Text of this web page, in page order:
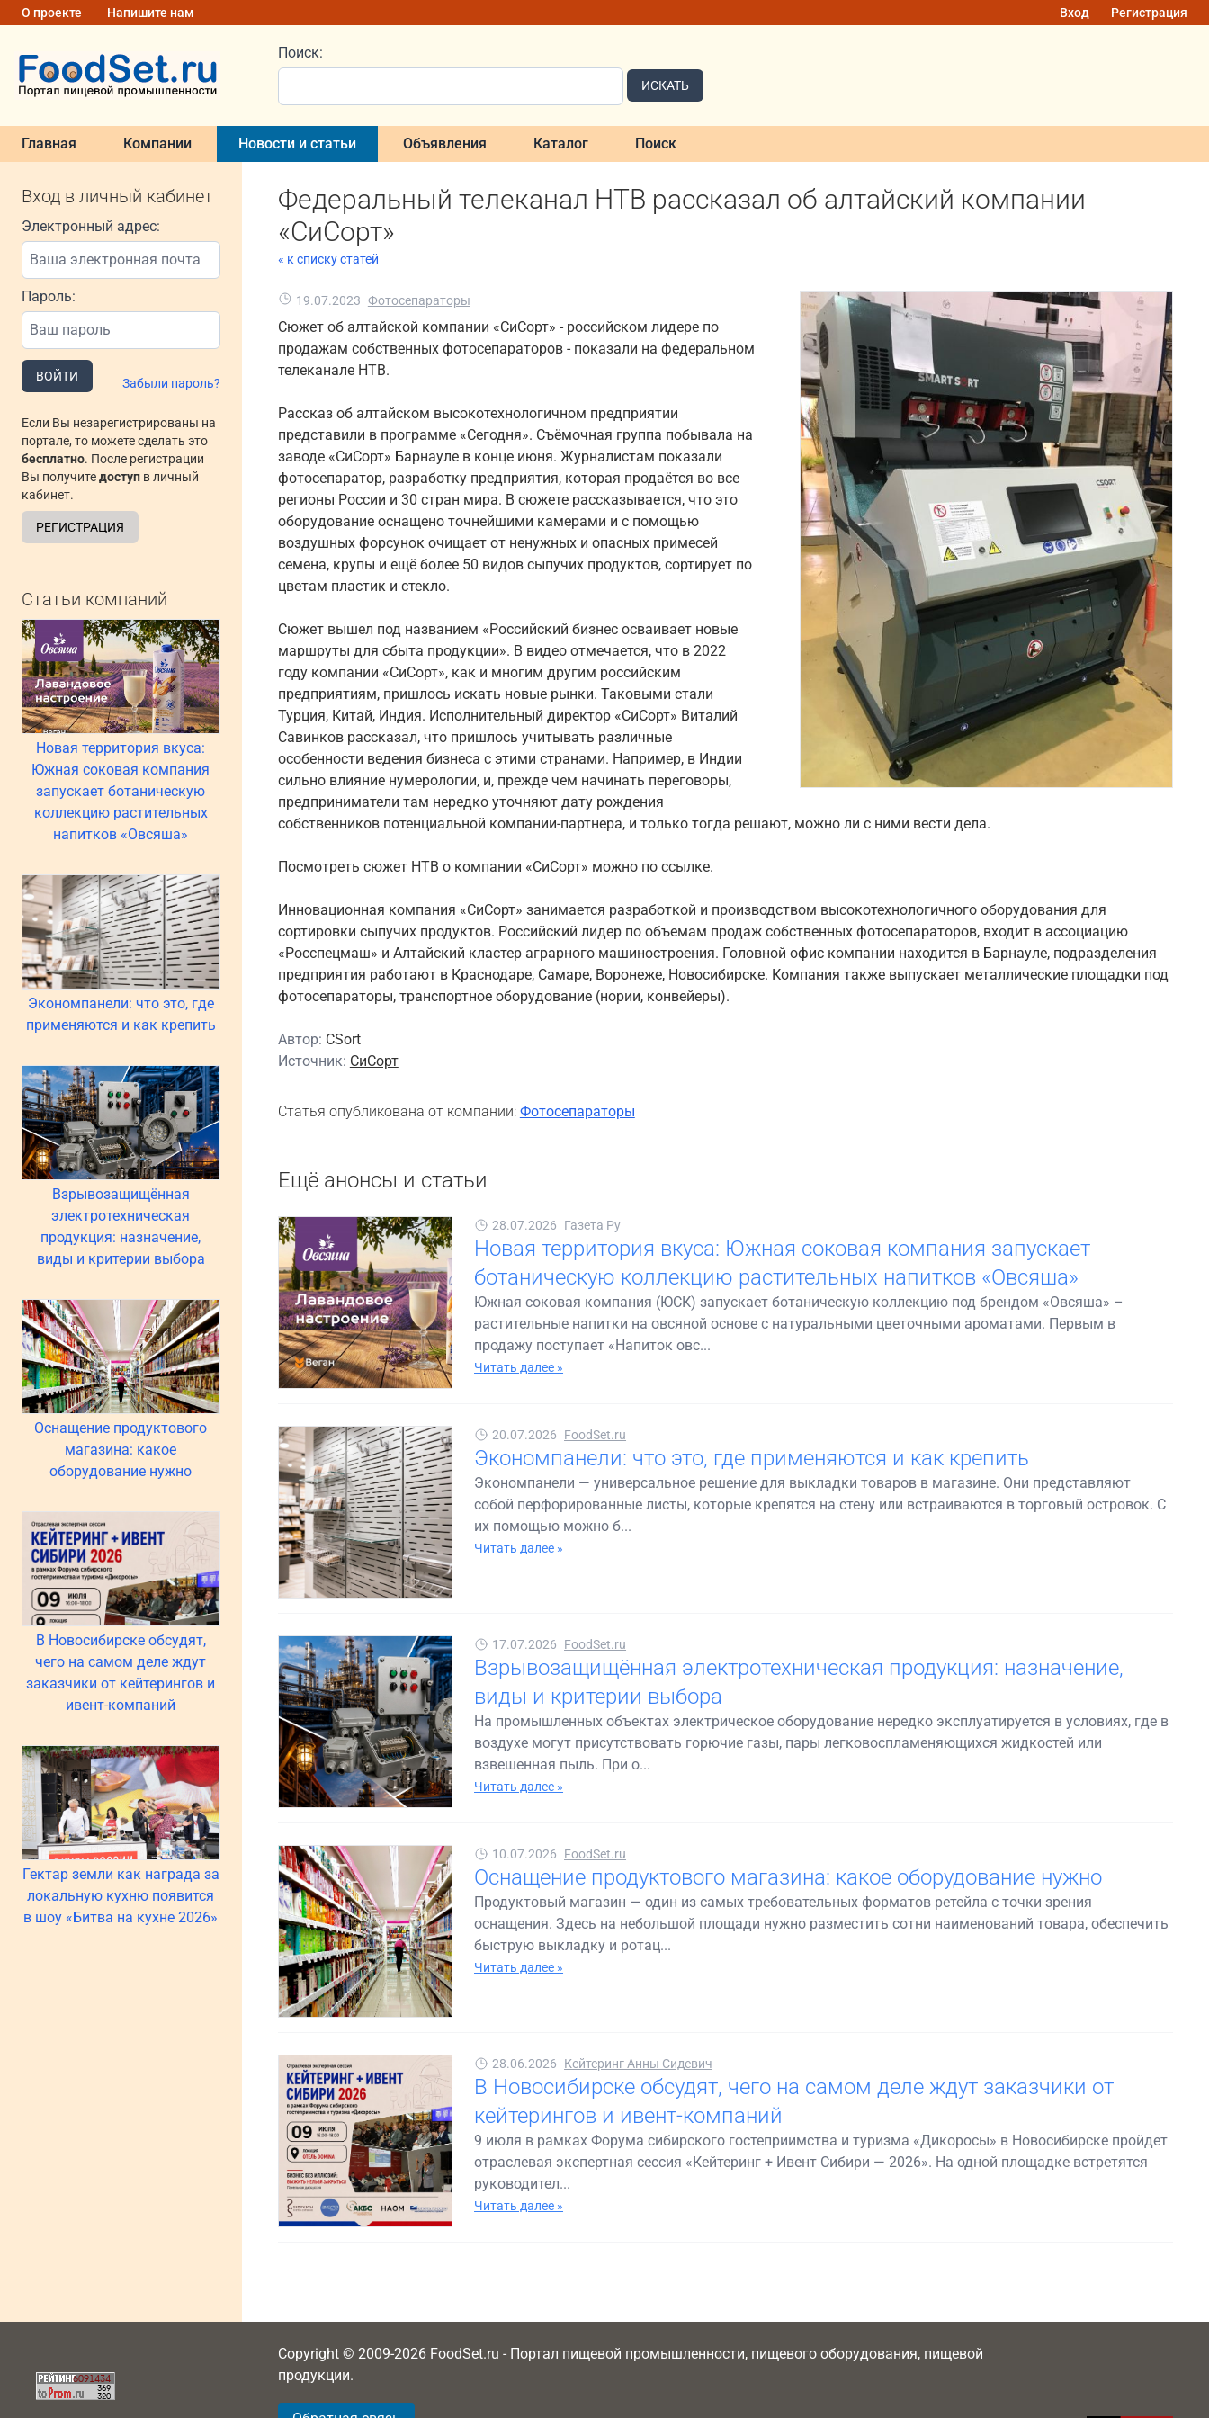
О проекте Напишите нам Вход Регистрация
Поиск:
ИСКАТЬ
Главная Компании Новости и статьи Объявления Каталог Поиск
Вход в личный кабинет
Электронный адрес:
Пароль:
ВОЙТИ Забыли пароль?
Если Вы незарегистрированы на
портале, то можете сделать это
бесплатно. После регистрации
Вы получитедоступ в личный
кабинет.
РЕГИСТРАЦИЯ
Статьи компаний
Новая территория вкуса:
Южная соковая компания
запускает ботаническую
коллекцию растительных
напитков «Овсяша»
Экономпанели: что это, где
применяются и как крепить
Взрывозащищённая
электротехническая
продукция: назначение,
виды и критерии выбора
Оснащение продуктового
магазина: какое
оборудование нужно
В Новосибирске обсудят,
чего на самом деле ждут
заказчики от кейтерингов и
ивент-компаний
Гектар земли как награда за
локальную кухню появится
в шоу «Битва на кухне 2026»
Федеральный телеканал НТВ рассказал об алтайский компании
«СиСорт»
« к списку статей
19.07.2023 Фотосепараторы
Сюжет об алтайской компании «СиСорт» - российском лидере по
продажам собственных фотосепараторов - показали на федеральном
телеканале НТВ.
Рассказ об алтайском высокотехнологичном предприятии
представили в программе «Сегодня». Съёмочная группа побывала на
заводе «СиСорт» Барнауле в конце июня. Журналистам показали
фотосепаратор, разработку предприятия, которая продаётся во все
регионы России и 30 стран мира. В сюжете рассказывается, что это
оборудование оснащено точнейшими камерами и с помощью
воздушных форсунок очищает от ненужных и опасных примесей
семена, крупы и ещё более 50 видов сыпучих продуктов, сортирует по
цветам пластик и стекло.
Сюжет вышел под названием «Российский бизнес осваивает новые
маршруты для сбыта продукции». В видео отмечается, что в 2022
году компании «СиСорт», как и многим другим российским
предприятиям, пришлось искать новые рынки. Таковыми стали
Турция, Китай, Индия. Исполнительный директор «СиСорт» Виталий
Савинков рассказал, что пришлось учитывать различные
особенности ведения бизнеса с этими странами. Например, в Индии
сильно влияние нумерологии, и, прежде чем начинать переговоры,
предприниматели там нередко уточняют дату рождения
собственников потенциальной компании-партнера, и только тогда решают, можно ли с ними вести дела.
Посмотреть сюжет НТВ о компании «СиСорт» можно по ссылке.
Инновационная компания «СиСорт» занимается разработкой и производством высокотехнологичного оборудования для
сортировки сыпучих продуктов. Российский лидер по объемам продаж собственных фотосепараторов, входит в ассоциацию
«Росспецмаш» и Алтайский кластер аграрного машиностроения. Головной офис компании находится в Барнауле, подразделения
предприятия работают в Краснодаре, Самаре, Воронеже, Новосибирске. Компания также выпускает металлические площадки под
фотосепараторы, транспортное оборудование (нории, конвейеры).
Автор: CSort
Источник: СиСорт
Статья опубликована от компании: Фотосепараторы
Ещё анонсы и статьи
28.07.2026 Газета Ру
Новая территория вкуса: Южная соковая компания запускает
ботаническую коллекцию растительных напитков «Овсяша»
Южная соковая компания (ЮСК) запускает ботаническую коллекцию под брендом «Овсяша» –
растительные напитки на овсяной основе с натуральными цветочными ароматами. Первым в
продажу поступает «Напиток овс...
Читать далее »
20.07.2026 FoodSet.ru
Экономпанели: что это, где применяются и как крепить
Экономпанели — универсальное решение для выкладки товаров в магазине. Они представляют
собой перфорированные листы, которые крепятся на стену или встраиваются в торговый островок. С
их помощью можно б...
Читать далее »
17.07.2026 FoodSet.ru
Взрывозащищённая электротехническая продукция: назначение,
виды и критерии выбора
На промышленных объектах электрическое оборудование нередко эксплуатируется в условиях, где в
воздухе могут присутствовать горючие газы, пары легковоспламеняющихся жидкостей или
взвешенная пыль. При о...
Читать далее »
10.07.2026 FoodSet.ru
Оснащение продуктового магазина: какое оборудование нужно
Продуктовый магазин — один из самых требовательных форматов ретейла с точки зрения
оснащения. Здесь на небольшой площади нужно разместить сотни наименований товара, обеспечить
быструю выкладку и ротац...
Читать далее »
28.06.2026 Кейтеринг Анны Сидевич
В Новосибирске обсудят, чего на самом деле ждут заказчики от
кейтерингов и ивент-компаний
9 июля в рамках Форума сибирского гостеприимства и туризма «Дикоросы» в Новосибирске пройдет
отраслевая экспертная сессия «Кейтеринг + Ивент Сибири — 2026». На одной площадке встретятся
руководител...
Читать далее »
Copyright © 2009-2026 FoodSet.ru - Портал пищевой промышленности, пищевого оборудования, пищевой
продукции.